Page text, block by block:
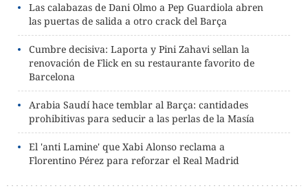
Las calabazas de Dani Olmo a Pep Guardiola abren
las puertas de salida a otro crack del Barça
Cumbre decisiva: Laporta y Pini Zahavi sellan la
renovación de Flick en su restaurante favorito de
Barcelona
Arabia Saudí hace temblar al Barça: cantidades
prohibitivas para seducir a las perlas de la Masía
El 'anti Lamine' que Xabi Alonso reclama a
Florentino Pérez para reforzar el Real Madrid